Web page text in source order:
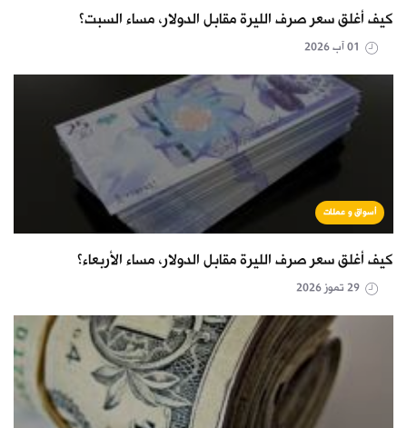
كيف أغلق سعر صرف الليرة مقابل الدولار، مساء السبت؟
أسواق و عملات
كيف أغلق سعر صرف الليرة مقابل الدولار، مساء الأربعاء؟